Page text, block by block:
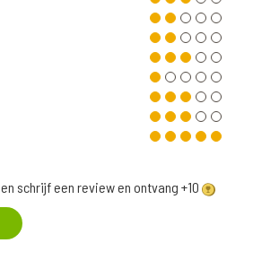
en schrijf een review en ontvang +10